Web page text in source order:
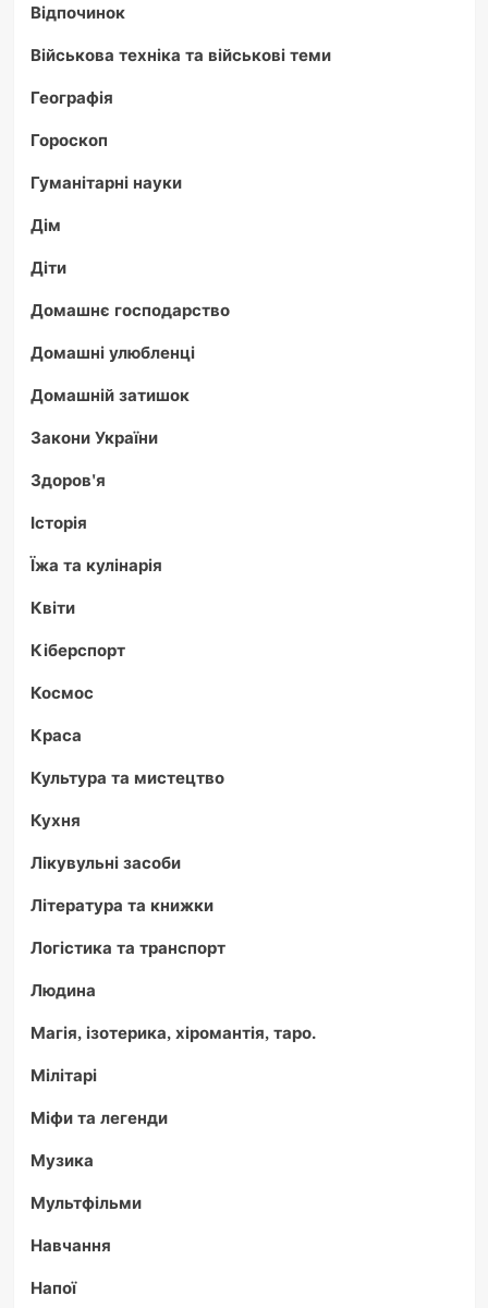
Відпочинок
Військова техніка та військові теми
Географія
Гороскоп
Гуманітарні науки
Дім
Діти
Домашнє господарство
Домашні улюбленці
Домашній затишок
Закони України
Здоров'я
Історія
Їжа та кулінарія
Квіти
Кіберспорт
Космос
Краса
Культура та мистецтво
Кухня
Лікувульні засоби
Література та книжки
Логістика та транспорт
Людина
Магія, ізотерика, хіромантія, таро.
Мілітарі
Міфи та легенди
Музика
Мультфільми
Навчання
Напої